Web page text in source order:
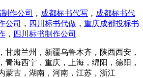
作公司 ， 成都标书代写 ， 成都标书代
公司 ， 四川标书代做 ， 重庆成都投标书
， 四川标书制作公司
，甘肃兰州，新疆乌鲁木齐，陕西西安，
青海西宁，重庆，
上海 ，绵阳，德阳，
蒙古，湖南，河南，江苏，浙江